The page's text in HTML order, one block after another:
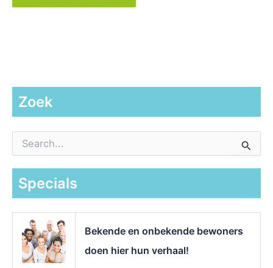
Zoek
a
Specials
Bekende en onbekende bewoners
doen hier hun verhaal!